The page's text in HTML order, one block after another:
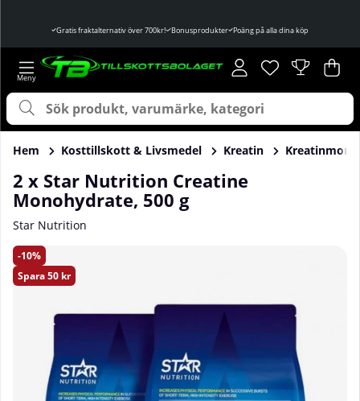
Gratis fraktalternativ över 700kr! Bonusprodukter Poäng på alla dina köp
Önskelista
Antal i
. .
Hem Kosttillskott & Livsmedel Kreatin
2 x Star Nutrition Creatine
Monohydrate, 500 g
Star Nutrition
10
Spara50 kr
Produktbilder 2 x Star Nutrition Creatine Monohydrate,